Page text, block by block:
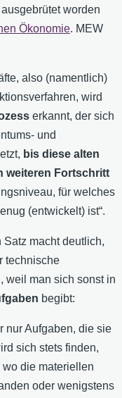
worden
Ökonomie. MEW
also (namentlich)
wird
erkannt, der sich
und
bis diese alten
weiteren Fortschritt
für welches
(entwickelt) ist“.
macht deutlich,
technische
, weil man sich sonst in
begibt:
nur Aufgaben, die sie
sich stets finden,
die materiellen
oder wenigstens